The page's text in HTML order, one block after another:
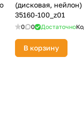
(дисковая,
35160-100_z01
0 0 Достаточно
В корзину